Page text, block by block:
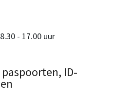
- 17.00 uur
ID-